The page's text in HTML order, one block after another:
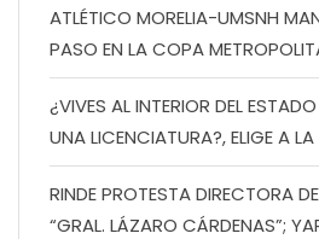
ATLÉTICO MORELIA-UMSNH
PASO EN LA COPA
¿VIVES AL INTERIOR DEL
UNA LICENCIATURA?, ELIGE A
RINDE PROTESTA DIRECTORA
“GRAL. LÁZARO CÁRDENAS”;